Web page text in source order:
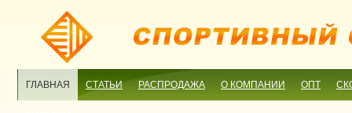
ГЛАВНАЯ СТАТЬИ РАСПРОДАЖА О КОМПАНИИ ОПТ